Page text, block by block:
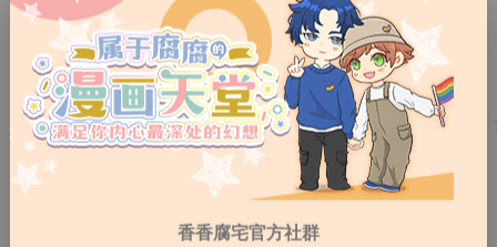
香香腐宅官方社群